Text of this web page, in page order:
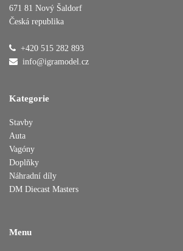
671 81 Nový Šaldorf
Česká republika
+420 515 282 893
info@igramodel.cz
Kategorie
Stavby
Auta
Vagóny
Doplňky
Náhradní díly
DM Diecast Masters
Menu